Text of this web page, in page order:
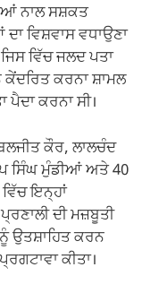
ਨਾਲ ਸਸ਼ਕਤ
ਵਿਸ਼ਵਾਸ ਵਧਾਉਣਾ
ਵਿੱਚ ਜਲਦ ਪਤਾ
ਕਰਨਾ ਸ਼ਾਮਲ
ਕਰਨਾ ਸੀ।
ਕੌਰ, ਲਾਲਚੰਦ
ਸਿੰਘ ਮੁੰਡੀਆਂ ਅਤੇ 40
ਇਨ੍ਹਾਂ
ਦੀ ਮਜ਼ਬੂਤੀ
ਉਤਸ਼ਾਹਿਤ ਕਰਨ
ਕੀਤਾ।